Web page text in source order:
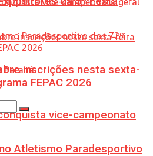
vice-campeonato
Atletismo Paradesportivo
inscrições nesta sexta-
FEPAC 2026